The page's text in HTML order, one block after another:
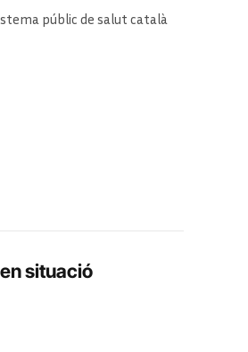
públic de salut català
situació